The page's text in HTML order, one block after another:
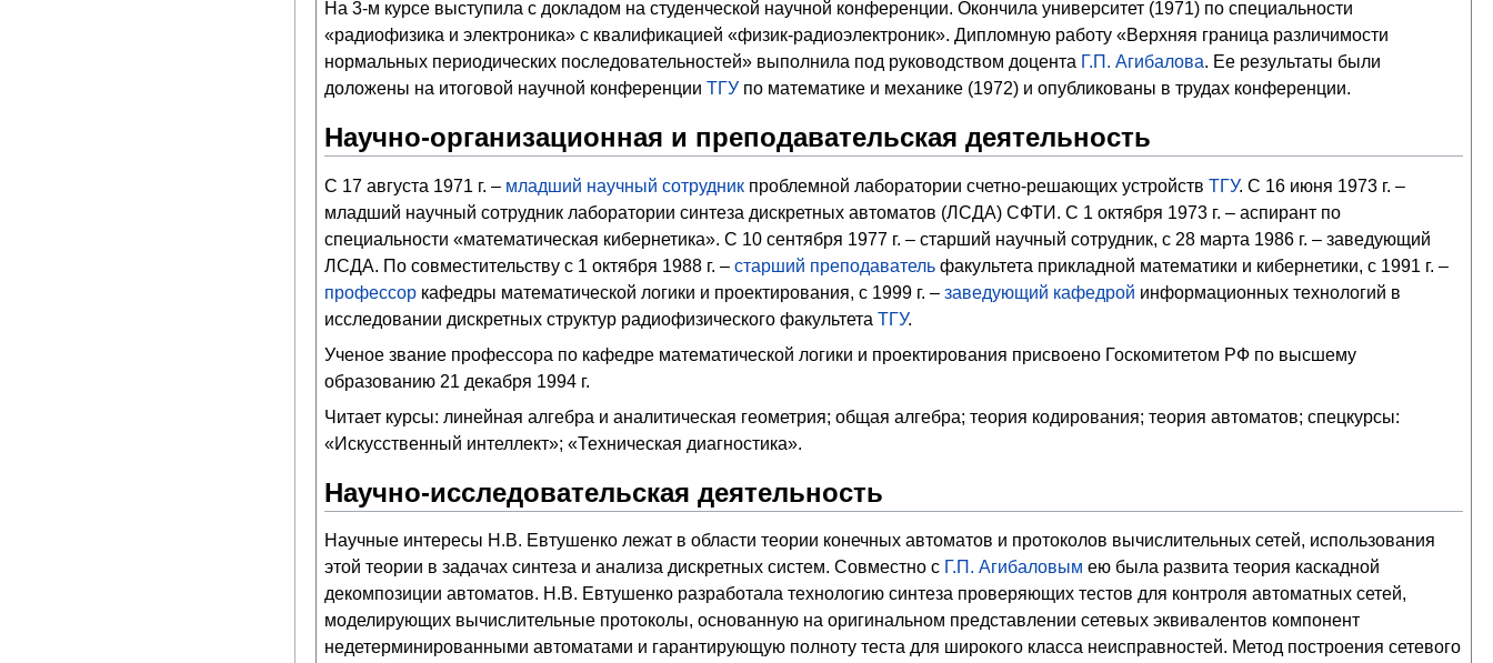
На 3-м курсе выступила с докладом на студенческой научной конференции. Окончила университет (1971) по специальности
«радиофизика и электроника» с квалификацией «физик-радиоэлектроник». Дипломную работу «Верхняя граница различимости
нормальных периодических последовательностей» выполнила под руководством доцента Г.П. Агибалова. Ее результаты были
доложены на итоговой научной конференции ТГУпо математике и механике (1972) и опубликованы в трудах конференции.
Научно-организационная и преподавательская деятельность
С 17 августа 1971 г. – младший научный сотрудникпроблемной лаборатории счетно-решающих устройств ТГУ. С 16 июня 1973 г. –
младший научный сотрудник лаборатории синтеза дискретных автоматов (ЛСДА) СФТИ. С 1 октября 1973 г. – аспирант по
специальности «математическая кибернетика». С 10 сентября 1977 г. – старший научный сотрудник, с 28 марта 1986 г. – заведующий
ЛСДА. По совместительству с 1 октября 1988 г. – старший преподавательфакультета прикладной математики и кибернетики, с 1991 г. –
профессоркафедры математической логики и проектирования, с 1999 г. – заведующий кафедрой информационных технологий в
исследовании дискретных структур радиофизического факультета ТГУ.
Ученое звание профессора по кафедре математической логики и проектирования присвоено Госкомитетом РФ по высшему
образованию 21 декабря 1994 г.
Читает курсы: линейная алгебра и аналитическая геометрия; общая алгебра; теория кодирования; теория автоматов; спецкурсы:
«Искусственный интеллект»; «Техническая диагностика».
Научно-исследовательская деятельность
Научные интересы Н.В. Евтушенко лежат в области теории конечных автоматов и протоколов вычислительных сетей, использования
этой теории в задачах синтеза и анализа дискретных систем. Совместно с Г.П. Агибаловым ею была развита теория каскадной
декомпозиции автоматов. Н.В. Евтушенко разработала технологию синтеза проверяющих тестов для контроля автоматных сетей,
моделирующих вычислительные протоколы, основанную на оригинальном представлении сетевых эквивалентов компонент
недетерминированными автоматами и гарантирующую полноту теста для широкого класса неисправностей. Метод построения сетевого